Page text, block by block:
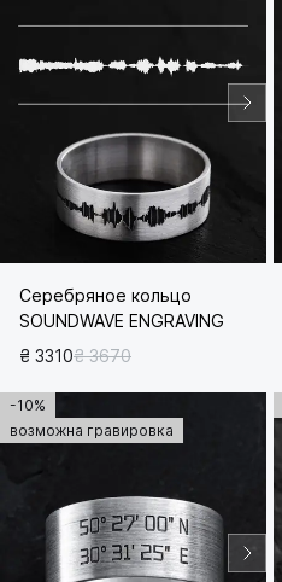
Серебряное кольцо
SOUNDWAVE ENGRAVING
₴ 3310₴ 3670
-10%
возможна гравировка